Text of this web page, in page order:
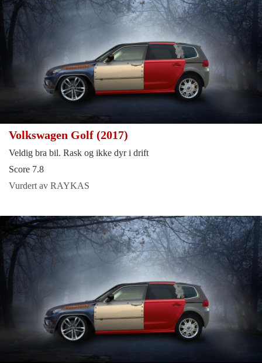
Volkswagen Golf (2017)
Veldig bra bil. Rask og ikke dyr i drift
Score 7.8
Vurdert av RAYKAS